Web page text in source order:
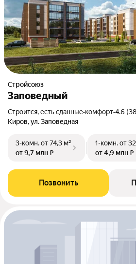
Стройсоюз
Заповедный
Строится, есть сданные•комфорт•4.6
Киров, ул. Заповедная
3-комн.от 74,3 м²
от 9,7 млн ₽
1-комн.от
от 4,9 млн ₽
Позвонить